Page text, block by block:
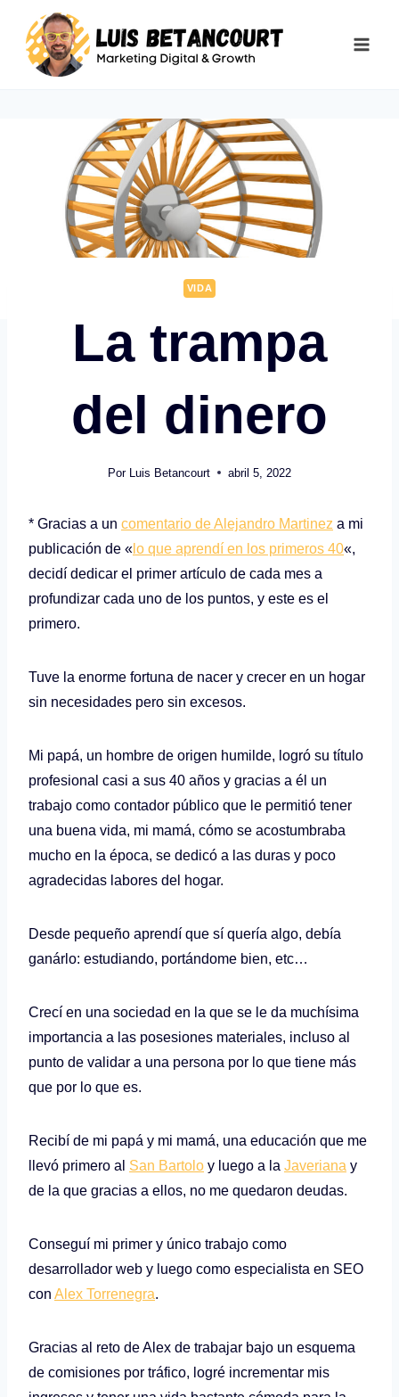
contenido
VIDA
La trampa
del dinero
Por Luis Betancourt abril 5, 2022
* Gracias a un comentario de Alejandro Martinez a mi
publicación de « lo que aprendí en los primeros 40«,
decidí dedicar el primer artículo de cada mes a
profundizar cada uno de los puntos, y este es el
primero.
Tuve la enorme fortuna de nacer y crecer en un hogar
sin necesidades pero sin excesos.
Mi papá, un hombre de origen humilde, logró su título
profesional casi a sus 40 años y gracias a él un
trabajo como contador público que le permitió tener
una buena vida, mi mamá, cómo se acostumbraba
mucho en la época, se dedicó a las duras y poco
agradecidas labores del hogar.
Desde pequeño aprendí que sí quería algo, debía
ganárlo: estudiando, portándome bien, etc…
Crecí en una sociedad en la que se le da muchísima
importancia a las posesiones materiales, incluso al
punto de validar a una persona por lo que tiene más
que por lo que es.
Recibí de mi papá y mi mamá, una educación que me
llevó primero al San Bartolo y luego a la Javeriana y
de la que gracias a ellos, no me quedaron deudas.
Conseguí mi primer y único trabajo como
desarrollador web y luego como especialista en SEO
con Alex Torrenegra.
Gracias al reto de Alex de trabajar bajo un esquema
de comisiones por tráfico, logré incrementar mis